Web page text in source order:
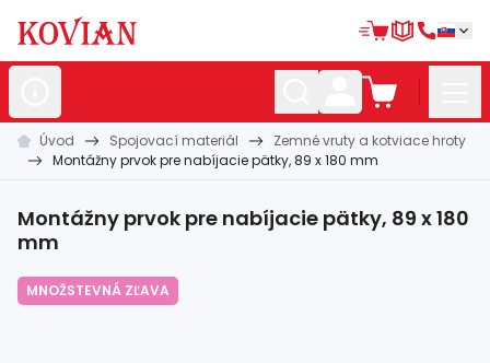
Nerezovépolotovary
Kované polotovary
Zábradlia amadlá
Úvod Spojovací materiál
Zemné vruty a kotviace hroty
Montážny prvok pre nabíjacie pätky, 89 x 180 mm
Montážny prvok pre nabíjacie pätky, 89 x 180
mm
MNOŽSTEVNÁ ZĽAVA